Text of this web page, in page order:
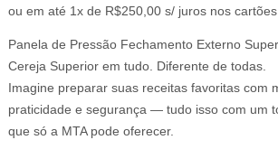
ou em até 1x de R$250,00 s/ juros nos
Panela de Pressão Fechamento Externo
Cereja Superior em tudo. Diferente de todas.
Imagine preparar suas receitas favoritas com
praticidade e segurança — tudo isso com um
que só a MTA pode oferecer.